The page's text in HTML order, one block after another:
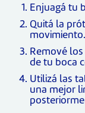
Enjuagá tu
Quitá la
movimiento.
Remové
de tu boca
Utilizá las
una mejor